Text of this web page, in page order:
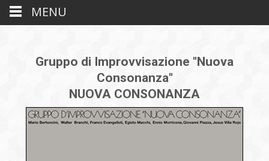
Gruppo di Improvvisazione "Nuova
Consonanza"
NUOVA CONSONANZA
MENU